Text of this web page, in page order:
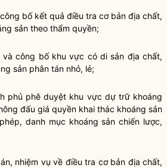
bố kết quả điều tra cơ bản địa chất,
sản theo thẩm quyền;
công bố khu vực có di sản địa chất,
sản phân tán nhỏ, lẻ;
phủ phê duyệt khu vực dự trữ khoáng
đấu giá quyền khai thác khoáng sản
danh mục khoáng sản chiến lược,
nhiệm vụ về điều tra cơ bản địa chất,